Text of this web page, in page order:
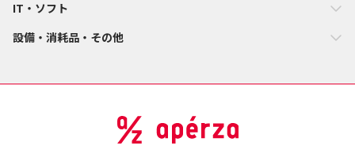
IT・ソフト
設備・消耗品・その他